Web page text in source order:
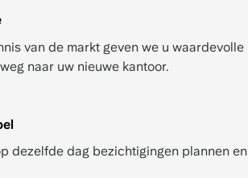
van de markt geven we u waardevolle
naar uw nieuwe kantoor.
dezelfde dag bezichtigingen plannen en